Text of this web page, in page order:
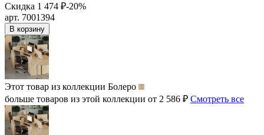
Скидка 1 474 ₽-20%
арт. 7001394
В корзину
Этот товар из коллекции Болеро
больше товаров из этой коллекции от 2 586 ₽ Смотреть все